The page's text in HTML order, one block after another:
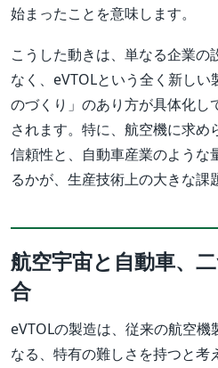
始まったことを意味します。
こうした動きは、単なる企業
なく、eVTOLという全く新し
のづくり」のあり方が具体化し
されます。特に、航空機に求め
信頼性と、自動車産業のような
るかが、生産技術上の大きな課
航空宇宙と自動車、
合
eVTOLの製造は、従来の航空
なる、特有の難しさを持つと考